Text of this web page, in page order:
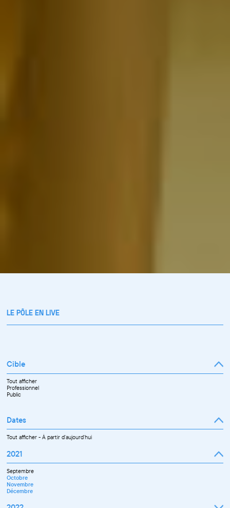
LE PÔLE EN LIVE
Cible
Tout afficher
Professionnel
Public
Dates
Tout afficher-À partir d'aujourd'hui
2021
Septembre
Octobre
Novembre
Décembre